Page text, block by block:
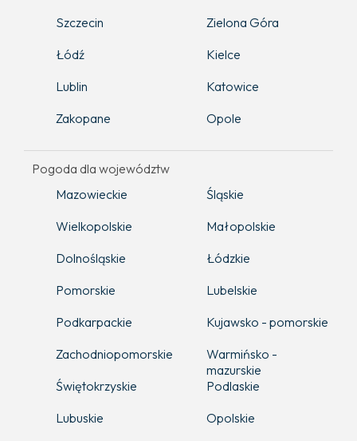
Szczecin
Zielona Góra
Łódź
Kielce
Lublin
Katowice
Zakopane
Opole
Pogoda dla województw
Mazowieckie
Śląskie
Wielkopolskie
Małopolskie
Dolnośląskie
Łódzkie
Pomorskie
Lubelskie
Podkarpackie
Kujawsko - pomorskie
Zachodniopomorskie
Warmińsko -
mazurskie
Świętokrzyskie
Podlaskie
Lubuskie
Opolskie